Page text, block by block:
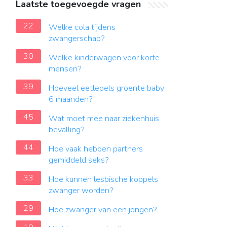
Laatste toegevoegde vragen
22
Welke cola tijdens
zwangerschap?
30
Welke kinderwagen voor korte
mensen?
39
Hoeveel eetlepels groente baby
6 maanden?
45
Wat moet mee naar ziekenhuis
bevalling?
44
Hoe vaak hebben partners
gemiddeld seks?
33
Hoe kunnen lesbische koppels
zwanger worden?
29
Hoe zwanger van een jongen?